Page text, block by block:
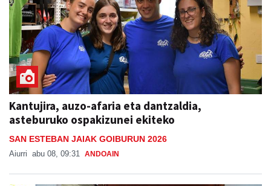
Kantujira, auzo-afaria eta dantzaldia,
asteburuko ospakizunei ekiteko
SAN ESTEBAN JAIAK GOIBURUN 2026
Aiurri abu 08, 09:31 ANDOAIN